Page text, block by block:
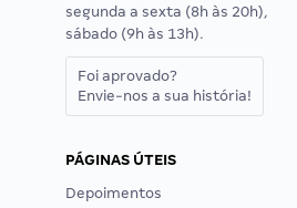
segunda a sexta (8h às 20h),
sábado (9h às 13h).
Foi aprovado?
Envie-nos a sua história!
PÁGINAS ÚTEIS
Depoimentos